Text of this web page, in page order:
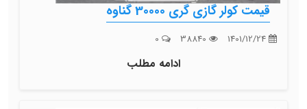
قیمت کولر گازی گری 30000 گناوه
ادامه مطلب